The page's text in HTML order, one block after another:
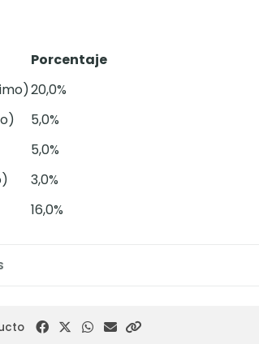
Porcentaje
20,0%
5,0%
5,0%
3,0%
16,0%